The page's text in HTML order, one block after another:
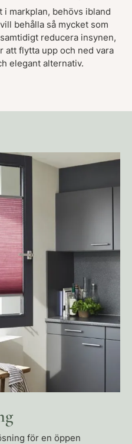
i markplan, behövs ibland
behålla så mycket som
reducera insynen,
att flytta upp och ned vara
elegant alternativ.
för en öppen